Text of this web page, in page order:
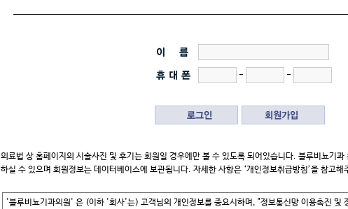
- -
의료법 상 홈페이지의 시술사진 및 후기는 회원일 경우에만 볼 수 있도록 되어있습니다. 블루비뇨기
하실 수 있으며 회원정보는 데이터베이스에 보관됩니다. 자세한 사항은 ‘개인정보취급방침’을 참고해